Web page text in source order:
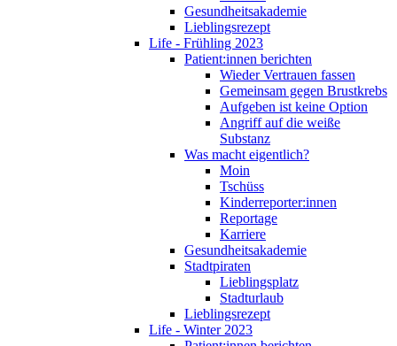
Gesundheitsakademie
Lieblingsrezept
Life - Frühling 2023
Patient:innen berichten
Wieder Vertrauen fassen
Gemeinsam gegen Brustkrebs
Aufgeben ist keine Option
Angriff auf die weiße
Substanz
Was macht eigentlich?
Moin
Tschüss
Kinderreporter:innen
Reportage
Karriere
Gesundheitsakademie
Stadtpiraten
Lieblingsplatz
Stadturlaub
Lieblingsrezept
Life - Winter 2023